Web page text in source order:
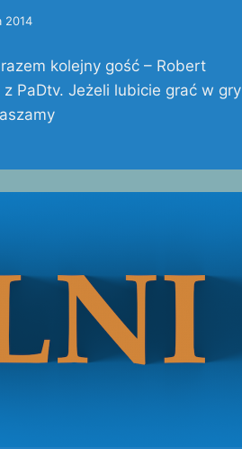
2014
kolejny gość – Robert
PaDtv. Jeżeli lubicie grać w gry